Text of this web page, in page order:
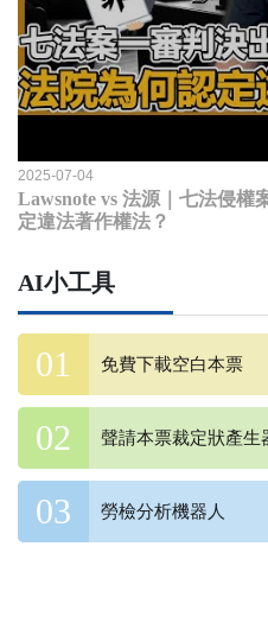
2025-07-04
Lawsnote vs 法源｜七法侵權
定違法著作權法？
AI小工具
免費下載空白本票
聲請本票裁定狀產生
勞檢分析機器人